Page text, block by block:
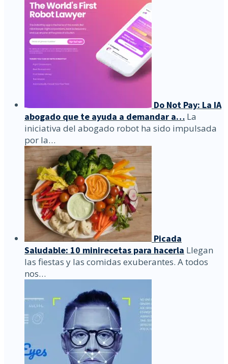
Do Not Pay: La IA
abogado que te ayuda a demandar a… La
iniciativa del abogado robot ha sido impulsada
por la…
Picada
Saludable: 10 minirecetas para hacerla Llegan
las fiestas y las comidas exuberantes. A todos
nos…